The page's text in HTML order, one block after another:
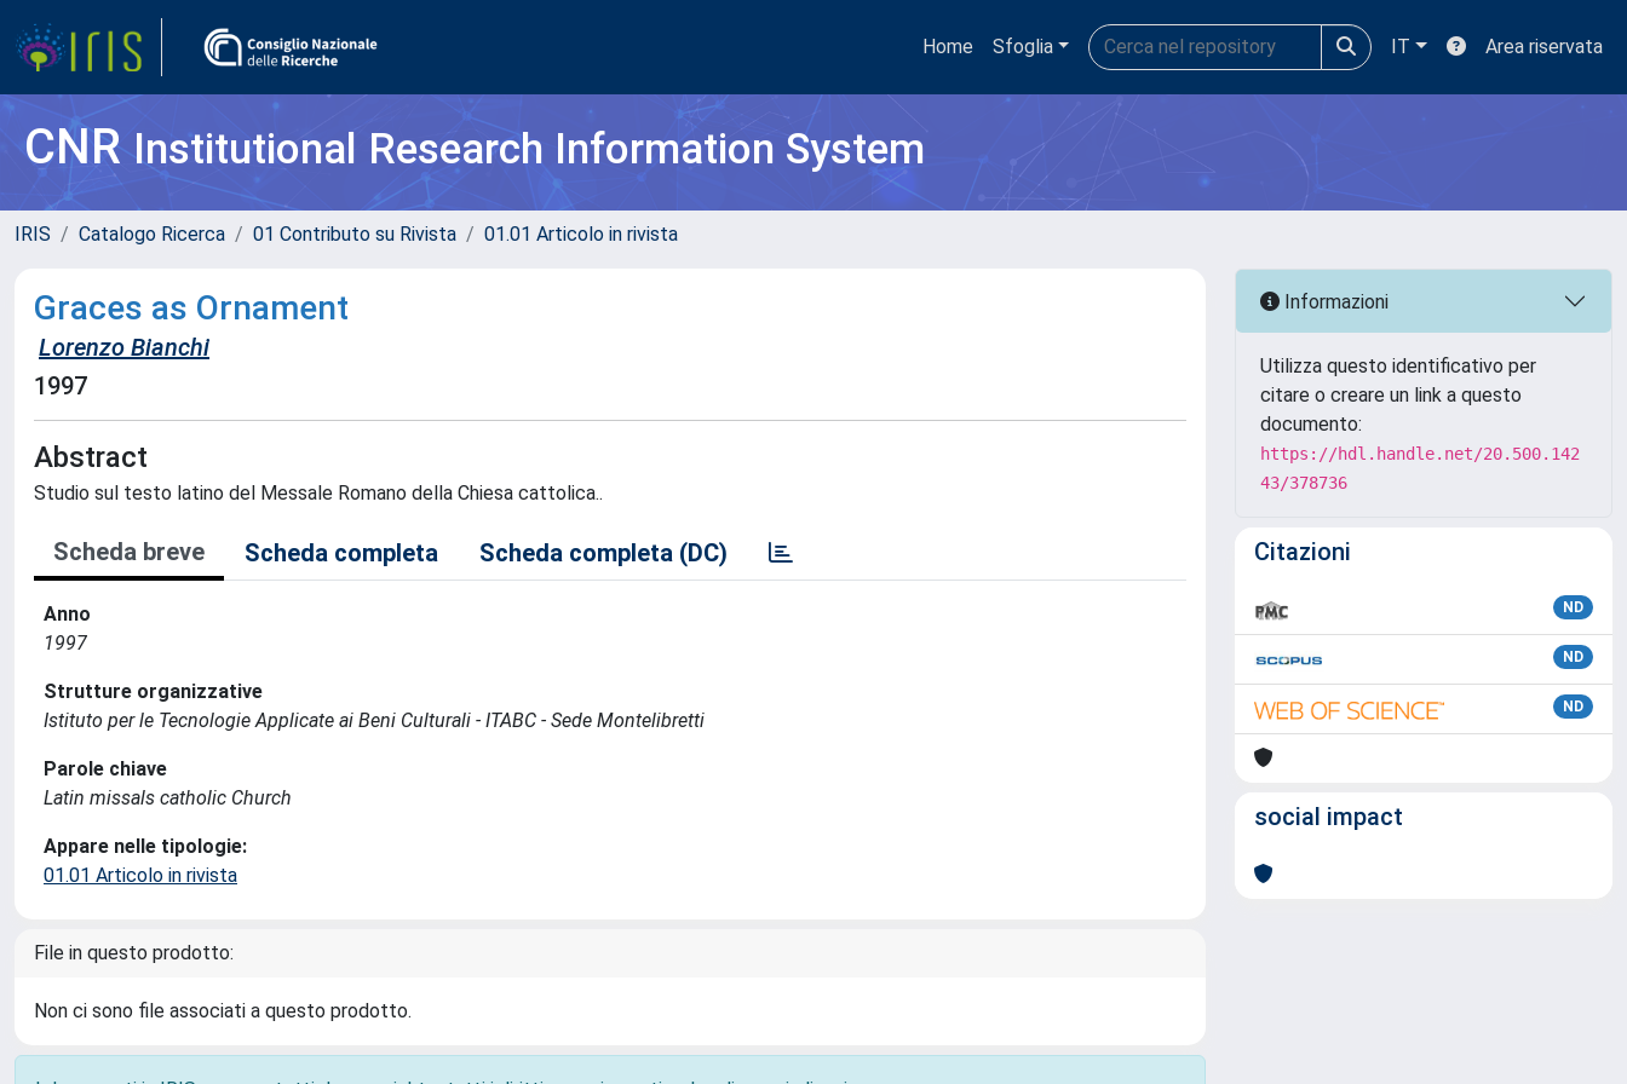
Home Sfoglia IT Area riservata
CNRInstitutional Research Information System
IRIS Catalogo Ricerca 01 Contributo su Rivista 01.01 Articolo in rivista
Graces as Ornament
Lorenzo Bianchi
1997
Abstract
Studio sul testo latino del Messale Romano della Chiesa cattolica..
Scheda breve Scheda completa Scheda completa (DC)
Anno
1997
Strutture organizzative
Istituto per le Tecnologie Applicate ai Beni Culturali - ITABC - Sede Montelibretti
Parole chiave
Latin missals catholic Church
Appare nelle tipologie:
01.01 Articolo in rivista
File in questo prodotto:
Non ci sono file associati a questo prodotto.
Informazioni
Utilizza questo identificativo per
citare o creare un link a questo
documento:
https://hdl.handle.net/20.500.142
43/378736
Citazioni
ND
ND
ND
social impact